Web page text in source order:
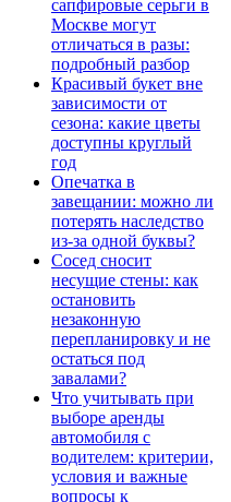
сапфировые серьги в
Москве могут
отличаться в разы:
подробный разбор
Красивый букет вне
зависимости от
сезона: какие цветы
доступны круглый
год
Опечатка в
завещании: можно ли
потерять наследство
из-за одной буквы?
Сосед сносит
несущие стены: как
остановить
незаконную
перепланировку и не
остаться под
завалами?
Что учитывать при
выборе аренды
автомобиля с
водителем: критерии,
условия и важные
вопросы к